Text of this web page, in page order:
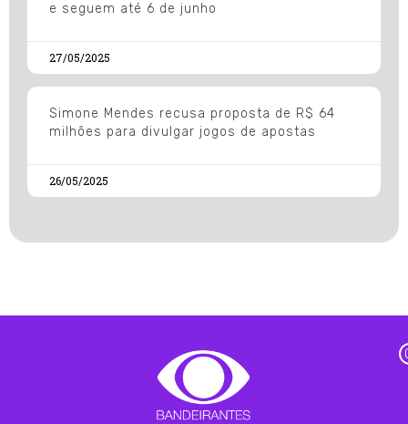
e seguem até 6 de junho
27/05/2025
Simone Mendes recusa proposta de R$ 64
milhões para divulgar jogos de apostas
26/05/2025